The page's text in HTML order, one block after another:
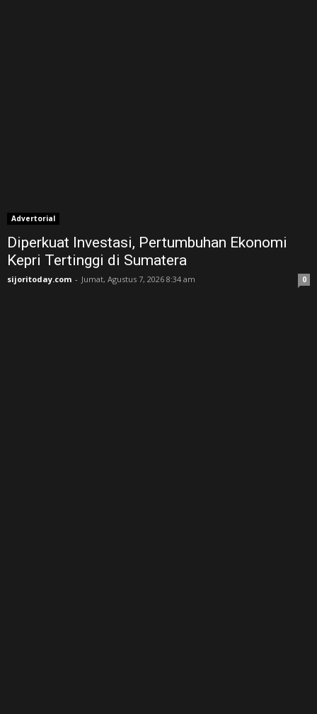
Advertorial
Diperkuat Investasi, Pertumbuhan Ekonomi
Kepri Tertinggi di Sumatera
sijoritoday.com - Jumat, Agustus 7, 2026 8:34 am 0